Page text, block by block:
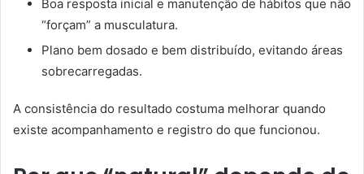
Boa resposta inicial e manutenção de hábitos que não
“forçam” a musculatura.
Plano bem dosado e bem distribuído, evitando áreas
sobrecarregadas.
A consistência do resultado costuma melhorar quando
existe acompanhamento e registro do que funcionou.